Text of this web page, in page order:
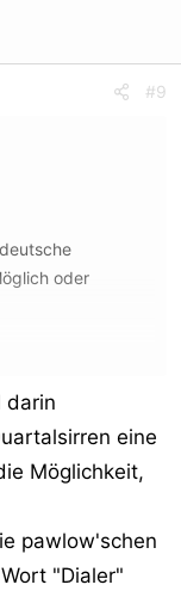
#9
oder
darin
eine
Möglichkeit,
pawlow'schen
"Dialer"